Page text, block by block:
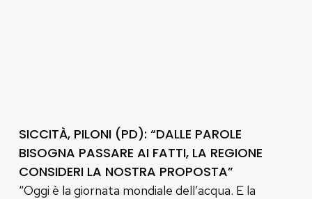
SICCITÀ, PILONI (PD): “DALLE PAROLE
BISOGNA PASSARE AI FATTI, LA REGIONE
CONSIDERI LA NOSTRA PROPOSTA”
“Oggi è la giornata mondiale dell’acqua. E la